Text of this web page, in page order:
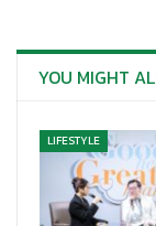
แบบเข้มข้น มีปริมา
เป็นสารที่รับรองไ
กระตุ้นภูมิคุ้มกันให้
มั่นว่า ยันฮีฟ้าทะลา
ครัวเรือน รวมทั้งยั
ยาสมุนไพรไทยก้าว
YOU MIGHT
LIFESTYLE